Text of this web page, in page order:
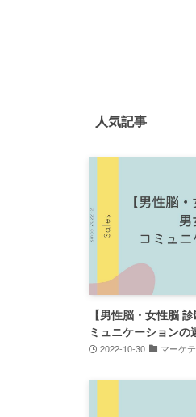
人気記事
【男性脳・女性脳
ミュニケーションの
2022-10-30 マーケ